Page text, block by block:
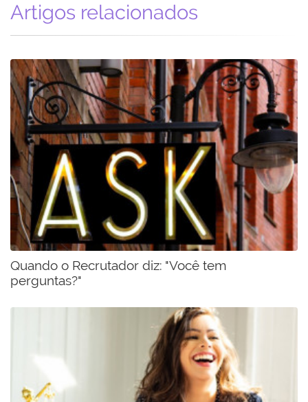
Artigos relacionados
Quando o Recrutador diz: "Você tem
perguntas?"